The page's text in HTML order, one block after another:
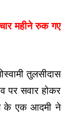
महीने रुक गए
तुलसीदास
पर सवार होकर
के एक आदमी ने